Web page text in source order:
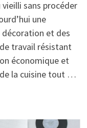
sans procéder
une
décoration et des
travail résistant
économique et
la cuisine tout …